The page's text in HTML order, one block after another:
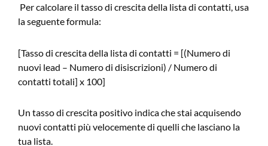
Per calcolare il tasso di crescita della lista di contatti, usa
la seguente formula:
[Tasso di crescita della lista di contatti = [(Numero di
nuovi lead – Numero di disiscrizioni) / Numero di
contatti totali] x 100]
Un tasso di crescita positivo indica che stai acquisendo
nuovi contatti più velocemente di quelli che lasciano la
tua lista.